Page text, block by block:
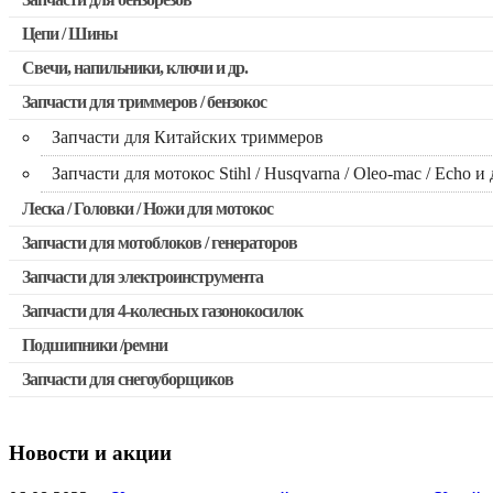
Запчасти для бензопил Husqvarna, Partner
Запчасти для Китайских бензопил
Запчасти для бензопил Oleo-mac, Echo и др.
Цепи / Шины
Свечи, напильники, ключи и др.
Запчасти для триммеров / бензокос
Запчасти для Китайских триммеров
Запчасти для мотокос Stihl / Husqvarna / Oleo-mac / Echo и
Леска / Головки / Ножи для мотокос
Запчасти для мотоблоков / генераторов
Запчасти для электроинструмента
Двигатели, редукторы для шуруповертов
Выключатели, переключатели
Запчасти для перфораторов и отбойных молотков
Якоря, статоры
Запчасти для 4-колесных газонокосилок
Подшипники /ремни
Запчасти для снегоуборщиков
Новости и акции